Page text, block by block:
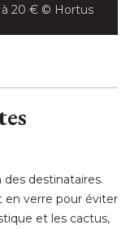
20 € © Hortus
destinataires.
en verre pour éviter
et les cactus,